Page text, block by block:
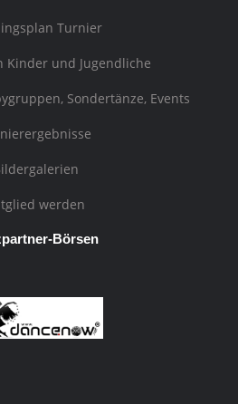
Turnier
Kinder und Jugendliche
Sondertänze, Events
werden
Börsen